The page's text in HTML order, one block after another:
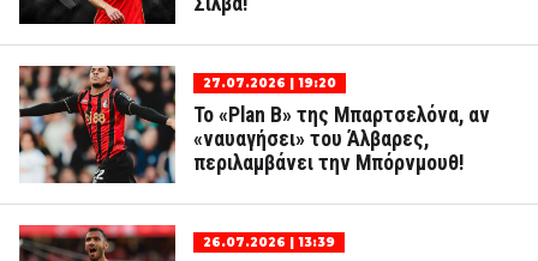
27.07.2026 | 19:20
Το «Plan B» της Μπαρτσελόνα, αν
«ναυαγήσει» του Άλβαρες,
περιλαμβάνει την Μπόρνμουθ!
26.07.2026 | 13:39